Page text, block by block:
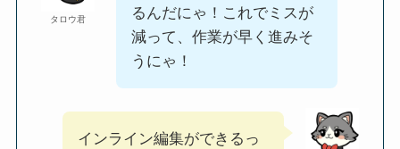
タロウ君
るんだにゃ！これでミスが
減って、作業が早く進みそ
うにゃ！
インライン編集ができるっ